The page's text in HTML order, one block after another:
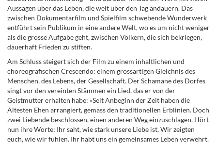
Aussagen über das Leben, die weit über den Tag andauern. Das
zwischen Dokumentarfilm und Spielfilm schwebende Wunderwerk
entführt sein Publikum in eine andere Welt, wo es um nicht weniger
als die grosse Aufgabe geht, zwischen Völkern, die sich bekriegen,
dauerhaft Frieden zu stiften.
Am Schluss steigert sich der Film zu einem inhaltlichen und
choreografischen Crescendo: einem grossartigen Gleichnis des
Menschen, des Lebens, der Gesellschaft. Der Schamane des Dorfes
singt vor den vereinten Stämmen ein Lied, das er von der
Geistmutter erhalten habe: «Seit Anbeginn der Zeit haben die
Ältesten Ehen arrangiert, gemäss den traditionellen Erblinien. Doch
zwei Liebende beschlossen, einen anderen Weg einzuschlagen. Hört
nun ihre Worte: Ihr saht, wie stark unsere Liebe ist. Wir zeigten
euch, wie wir fühlen. Ihr habt uns ein gemeinsames Leben verwehrt.